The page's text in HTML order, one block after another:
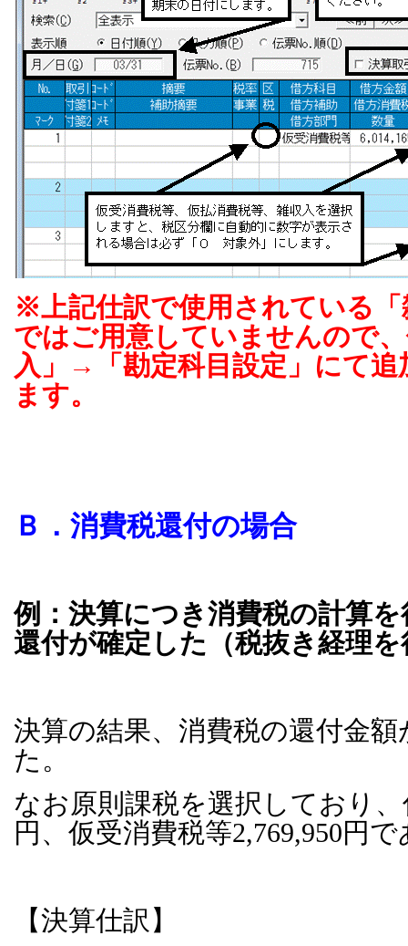
※上記仕訳で使用されている
ではご用意していませんので
入」→「勘定科目設定」にて
ます。
Ｂ．消費税還付の場合
例：決算につき消費税の計算
還付が確定した（税抜き経理
決算の結果、消費税の還付金額
た。
なお原則課税を選択しており、
円、仮受消費税等2,769,950円
【決算仕訳】